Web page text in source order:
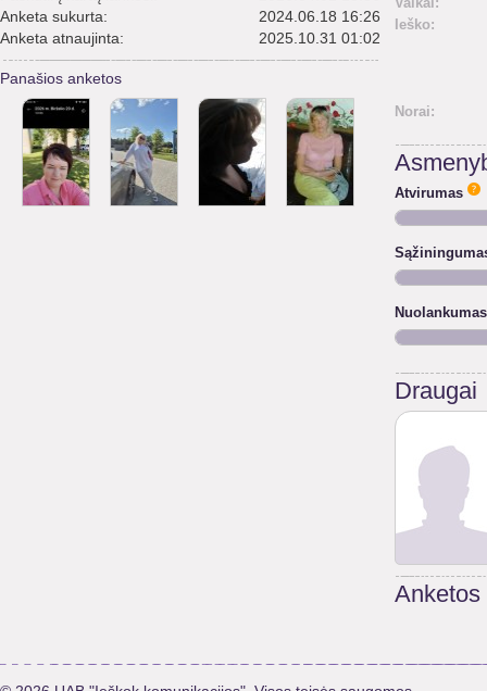
Anketa sukurta:
2024.06.18 16:26
Anketa atnaujinta:
2025.10.31 01:02
Panašios anketos
Ieško:
Norai:
Atvirumas
Nuolankumas
Draugai
Anketos